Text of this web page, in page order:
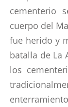
cementerio
cuerpo del
fue herido y
batalla de La
los